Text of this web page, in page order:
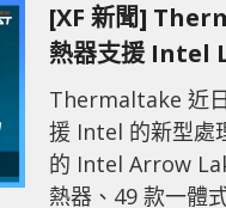
[XF 新聞]
熱器支援 Intel
Thermaltake 近
援 Intel 的新型處
的 Intel Arrow
熱器、49 款一體